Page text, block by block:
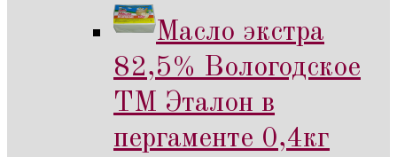
Масло экстра
82,5% Вологодское
ТМ Эталон в
пергаменте 0,4кг